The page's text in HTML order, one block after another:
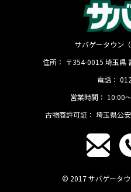
サバゲータウン（
住所： 〒354-0015 埼玉県
電話：
営業時間： 10:00
古物商許可証： 埼玉県公
© 2017 サバゲータウ